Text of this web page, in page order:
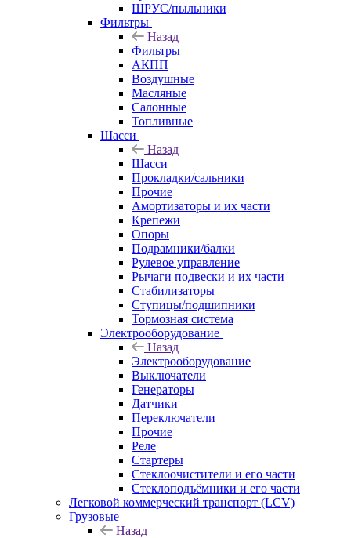
ШРУС/пыльники
Фильтры
Назад
Фильтры
АКПП
Воздушные
Масляные
Салонные
Топливные
Шасси
Назад
Шасси
Прокладки/сальники
Прочие
Амортизаторы и их части
Крепежи
Опоры
Подрамники/балки
Рулевое управление
Рычаги подвески и их части
Стабилизаторы
Ступицы/подшипники
Тормозная система
Электрооборудование
Назад
Электрооборудование
Выключатели
Генераторы
Датчики
Переключатели
Прочие
Реле
Стартеры
Стеклоочистители и его части
Стеклоподъёмники и его части
Легковой коммерческий транспорт (LCV)
Грузовые
Назад